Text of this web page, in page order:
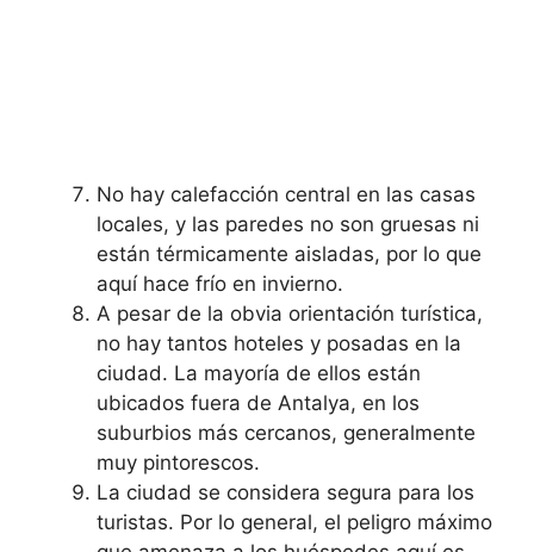
No hay calefacción central en las casas
locales, y las paredes no son gruesas ni
están térmicamente aisladas, por lo que
aquí hace frío en invierno.
A pesar de la obvia orientación turística,
no hay tantos hoteles y posadas en la
ciudad. La mayoría de ellos están
ubicados fuera de Antalya, en los
suburbios más cercanos, generalmente
muy pintorescos.
La ciudad se considera segura para los
turistas. Por lo general, el peligro máximo